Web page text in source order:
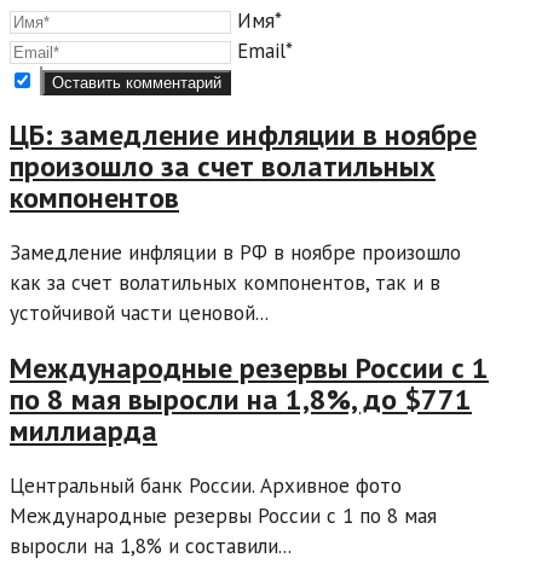
Имя*
Email*
ЦБ: замедление инфляции в ноябре
произошло за счет волатильных
компонентов
Замедление инфляции в РФ в ноябре произошло
как за счет волатильных компонентов, так и в
устойчивой части ценовой...
Международные резервы России с 1
по 8 мая выросли на 1,8%, до $771
миллиарда
Центральный банк России. Архивное фото
Международные резервы России с 1 по 8 мая
выросли на 1,8% и составили...